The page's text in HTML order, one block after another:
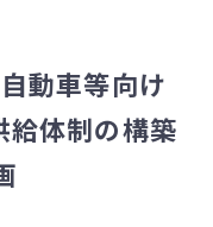
動車等向け
給体制の構築